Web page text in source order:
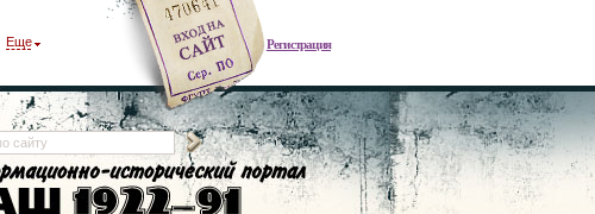
Регистрация
Еще